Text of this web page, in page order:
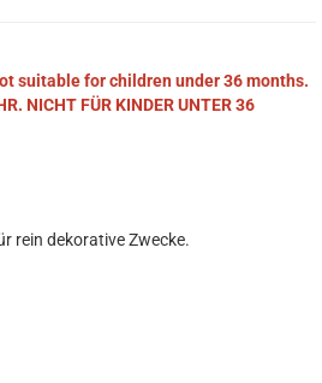
suitable for children under 36 months.
NICHT FÜR KINDER UNTER 36
rein dekorative Zwecke.